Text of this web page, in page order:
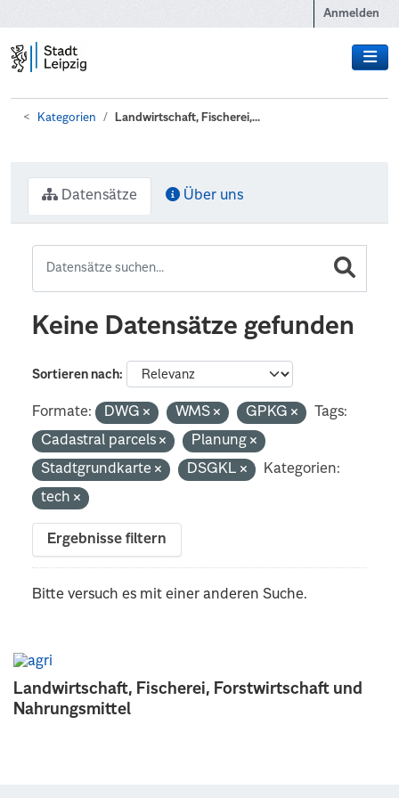
Anmelden
Kategorien Landwirtschaft, Fischerei,...
Landwirtschaft, Fischerei, Forstwirtschaft und
Nahrungsmittel
Datensätze Über uns
Keine Datensätze gefunden
Sortieren nach
Formate: DWG WMS GPKG
Tags:
Cadastral parcels
Planung
Stadtgrundkarte
DSGKL
Kategorien:
tech
Ergebnisse filtern
Bitte versuch es mit einer anderen Suche.